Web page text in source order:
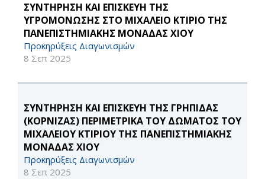
ΣΥΝΤΗΡΗΣΗ ΚΑΙ ΕΠΙΣΚΕΥΗ ΤΗΣ
ΥΓΡΟΜΟΝΩΣΗΣ ΣΤΟ ΜΙΧΑΛΕΙΟ ΚΤΙΡΙΟ ΤΗΣ
ΠΑΝΕΠΙΣΤΗΜΙΑΚΗΣ ΜΟΝΑΔΑΣ ΧΙΟΥ
Προκηρύξεις Διαγωνισμών
8 Σεπ 2025
ΣΥΝΤΗΡΗΣΗ ΚΑΙ ΕΠΙΣΚΕΥΗ ΤΗΣ ΓΡΗΠΙΔΑΣ
(ΚΟΡΝΙΖΑΣ) ΠΕΡΙΜΕΤΡΙΚΑ ΤΟΥ ΔΩΜΑΤΟΣ ΤΟΥ
ΜΙΧΑΛΕΙΟΥ ΚΤΙΡΙΟΥ ΤΗΣ ΠΑΝΕΠΙΣΤΗΜΙΑΚΗΣ
ΜΟΝΑΔΑΣ ΧΙΟΥ
Προκηρύξεις Διαγωνισμών
8 Σεπ 2025